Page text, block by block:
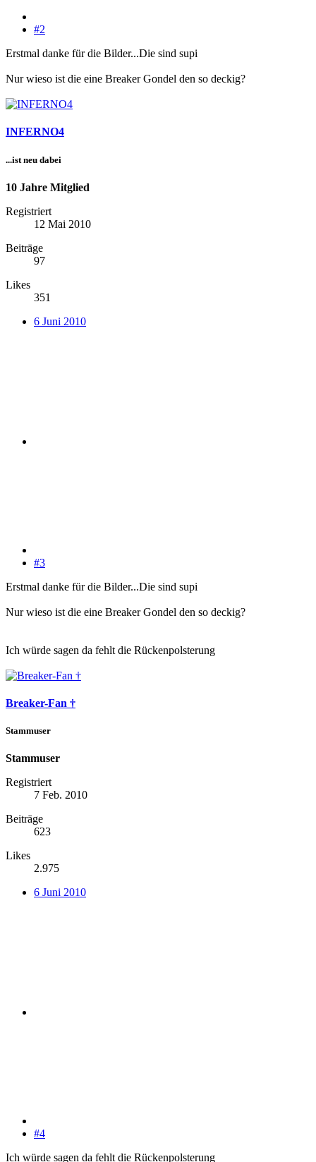
#2
Erstmal danke für die Bilder...Die sind supi
Nur wieso ist die eine Breaker Gondel den so deckig?
INFERNO4
...ist neu dabei
10 Jahre Mitglied
Registriert
12 Mai 2010
Beiträge
97
Likes
351
6 Juni 2010
#3
Erstmal danke für die Bilder...Die sind supi
Nur wieso ist die eine Breaker Gondel den so deckig?
Ich würde sagen da fehlt die Rückenpolsterung
Breaker-Fan †
Stammuser
Stammuser
Registriert
7 Feb. 2010
Beiträge
623
Likes
2.975
6 Juni 2010
#4
Ich würde sagen da fehlt die Rückenpolsterung